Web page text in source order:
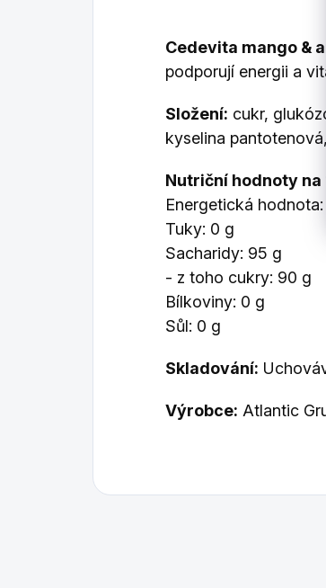
Cedevita mango &
podporují energii a
Složení: cukr,
kyselina
Nutriční hodnoty na
Energetická
Tuky: 0 g
Sacharidy: 95 g
- z toho cukry: 90 g
Bílkoviny: 0 g
Sůl: 0 g
Skladování:
Výrobce: Atlantic